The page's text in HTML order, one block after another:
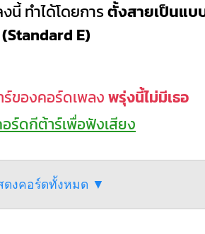
นี้ ทำได้โดยการตั้งสายเป็นแบ
(Standard E)
ของคอร์ดเพลงพรุ่งนี้ไม่มีเธอ
ร์ดกีต้าร์เพื่อฟังเสียง
ดงคอร์ดทั้งหมด ▼